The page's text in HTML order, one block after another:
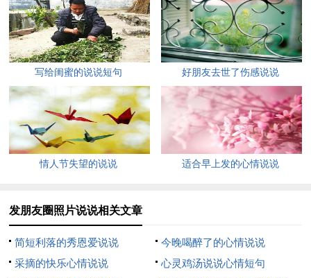
5. 两个人之间最好的感觉就是，表面相互嫌弃，心中不离不弃。
6. 真正的弱者，就是只能对最亲近的人发脾气，却没有办法控制
自己的情绪的人。
7. 出门在外，不论别人给您热脸还是冷脸，都没关系。外面的世
界，尊重的是背景、而非人本身。朋友之间，不论热脸还是冷
脸，也都没关系。真正的交情，交得是内心、而非脸色。不必过
于在意人与人之间一些表面的情绪。挚交之人不需要、泛交之人
8. 最好的关系，是相互了解，又彼此自由。
9. 您妈问您怎么用手机时别抱怨，她曾经教您怎么用勺子。
10. 别光迷恋爱情，人品比这更重要。爱情是暂时的，人品是永
写给闺蜜的说说短句 好朋友去世了伤感说说
情人节失望的说说 适合早上发的心情说说
发朋友圈照片说说相关文章
简短利落的秀恩爱说说
今晚喝醉了的心情说说
采摘的快乐心情说说
心灵鸡汤说说心情短句